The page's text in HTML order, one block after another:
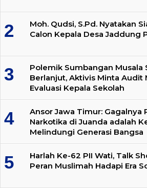
Moh. Qudsi, S.Pd. Nyatakan
Calon Kepala Desa Jaddung
Polemik Sumbangan Musala
Berlanjut, Aktivis Minta Audit
Evaluasi Kepala Sekolah
Ansor Jawa Timur: Gagalnya
Narkotika di Juanda adalah
Melindungi Generasi Bangsa
Harlah Ke-62 PII Wati, Talk
Peran Muslimah Hadapi Era